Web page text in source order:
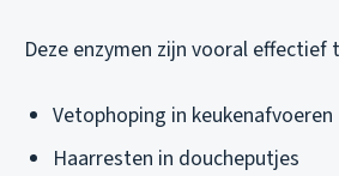
Deze enzymen zijn vooral effectief
Vetophoping in keukenafvoeren
Haarresten in doucheputjes